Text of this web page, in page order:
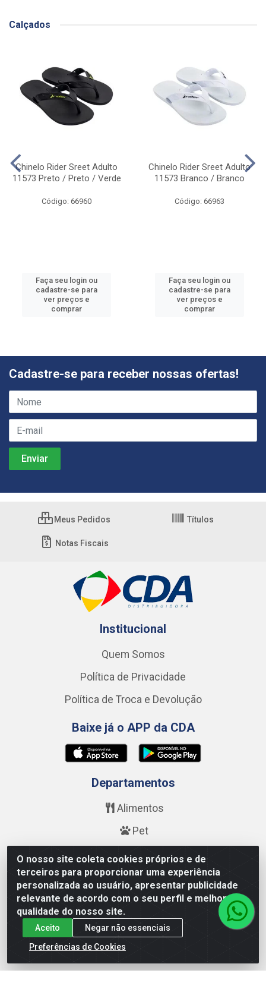
Calçados
Chinelo Rider Sreet Adulto
11573 Preto / Preto / Verde
Código: 66960
Faça seu login ou
cadastre-se para
ver preços e
comprar
Chinelo Rider Sreet Adulto
11573 Branco / Branco
Código: 66963
Faça seu login ou
cadastre-se para
ver preços e
comprar
O nosso site coleta cookies próprios e de
terceiros para proporcionar uma experiência
personalizada ao usuário, apresentar publicidade
relevante de acordo com o seu perfil e melhorar a
qualidade do nosso site.
Aceito
Negar não essenciais
Preferências de Cookies
Cadastre-se para receber nossas ofertas!
Meus Pedidos Títulos
Notas Fiscais
Institucional
Quem Somos
Política de Privacidade
Política de Troca e Devolução
Baixe já o APP da CDA
Departamentos
Alimentos
Pet
Bebidas
Saúde e Beleza
Higiene
Limpeza
Calçados